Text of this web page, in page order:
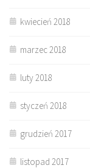
kwiecień 2018
marzec 2018
luty 2018
styczeń 2018
grudzień 2017
listopad 2017